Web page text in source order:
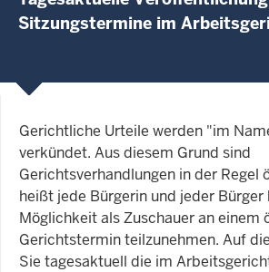
Sitzungstermine im
Gerichtliche Urteile werden "im
verkündet. Aus diesem Grund sind
Gerichtsverhandlungen in der Regel
heißt jede Bürgerin und jeder Bürger
Möglichkeit als Zuschauer an einem
Gerichtstermin teilzunehmen. Auf
Sie tagesaktuell die im